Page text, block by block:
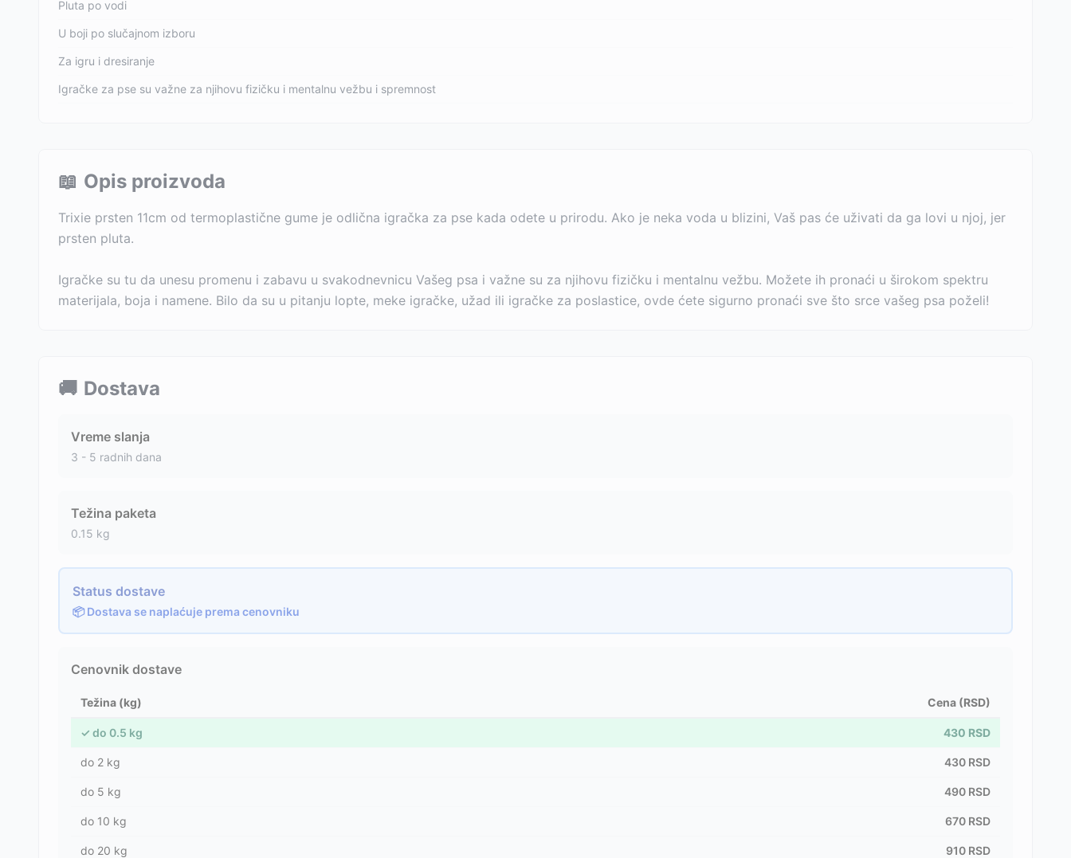
Pluta po vodi
U boji po slučajnom izboru
Za igru i dresiranje
Igračke za pse su važne za njihovu fizičku i mentalnu vežbu i spremnost
📖 Opis proizvoda
Trixie prsten 11cm od termoplastične gume je odlična igračka za pse kada odete u prirodu. Ako je neka voda u blizini, Vaš pas će uživati da ga lovi u njoj, jer
prsten pluta.
Igračke su tu da unesu promenu i zabavu u svakodnevnicu Vašeg psa i važne su za njihovu fizičku i mentalnu vežbu. Možete ih pronaći u širokom spektru
materijala, boja i namene. Bilo da su u pitanju lopte, meke igračke, užad ili igračke za poslastice, ovde ćete sigurno pronaći sve što srce vašeg psa poželi!
🚚 Dostava
Vreme slanja
3 - 5 radnih dana
Težina paketa
0.15 kg
Status dostave
📦 Dostava se naplaćuje prema cenovniku
Cenovnik dostave
Težina (kg) Cena (RSD)
✓ do 0.5 kg 430 RSD
do 2 kg 430 RSD
do 5 kg 490 RSD
do 10 kg 670 RSD
do 20 kg 910 RSD